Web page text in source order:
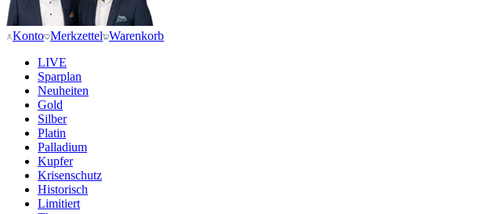
Konto Merkzettel Warenkorb
LIVE
Sparplan
Neuheiten
Gold
Silber
Platin
Palladium
Kupfer
Krisenschutz
Historisch
Limitiert